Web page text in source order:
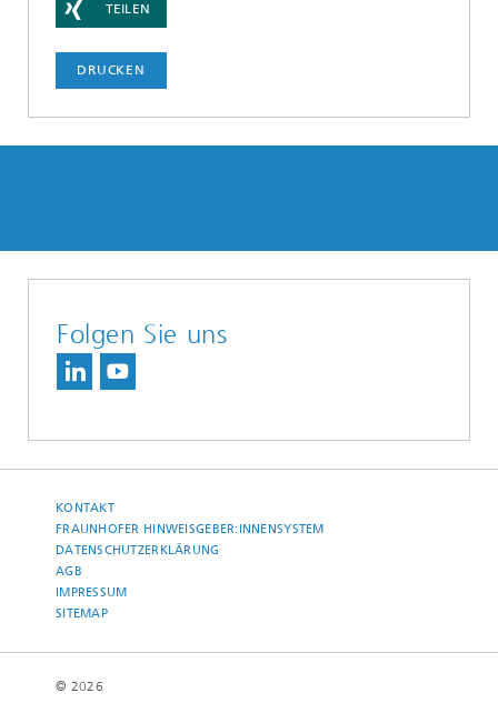
TEILEN
DRUCKEN
Folgen Sie uns
KONTAKT
FRAUNHOFER HINWEISGEBER:INNENSYSTEM
DATENSCHUTZERKLÄRUNG
AGB
IMPRESSUM
SITEMAP
© 2026